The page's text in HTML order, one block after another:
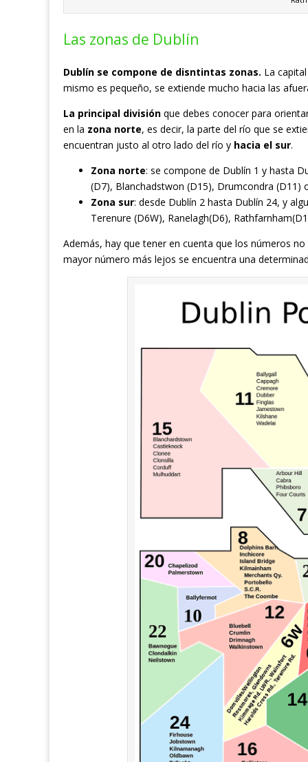
Las zonas de Dublín
Dublín se compone de disntintas zonas. La
mismo es pequeño, se extiende mucho hacia las
La principal división que debes conocer para
en la zona norte, es decir, la parte del río que se
encuentran justo al otro lado del río y hacia el sur.
Zona norte: se compone de Dublín 1 y hasta
(D7), Blanchadstwon (D15), Drumcondra (D11)
Zona sur: desde Dublín 2 hasta Dublín 24, y
Terenure (D6W), Ranelagh(D6),
Además, hay que tener en cuenta que los números
mayor número más lejos se encuentra una